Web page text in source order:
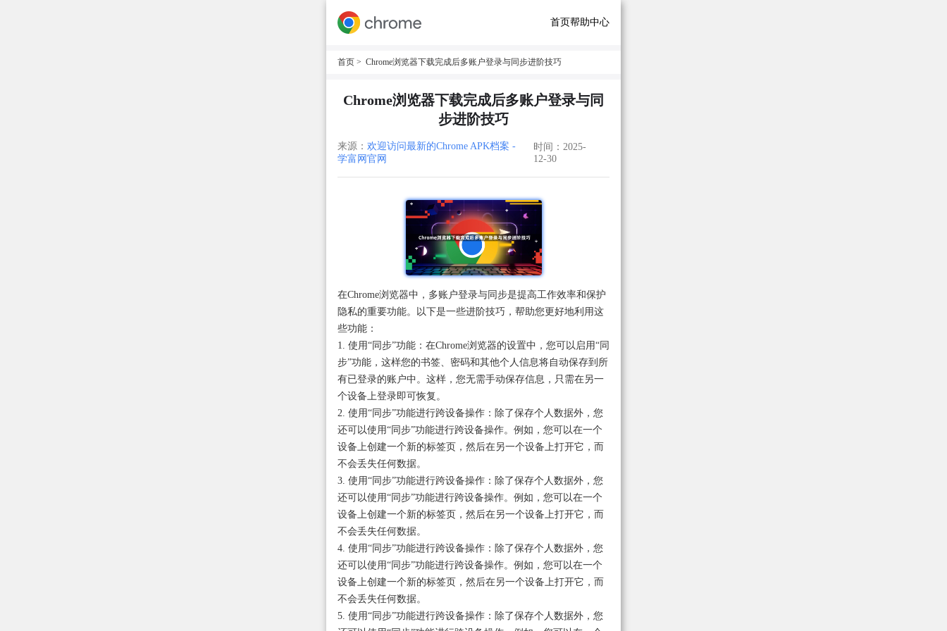
首页帮助中心
首页 > Chrome浏览器下载完成后多账户登录与同步进阶技巧
Chrome浏览器下载完成后多账户登录与同
步进阶技巧
来源： 欢迎访问最新的Chrome APK档案 -
学富网官网
时间：2025-
12-30
在Chrome浏览器中，多账户登录与同步是提高工作效率和保护
隐私的重要功能。以下是一些进阶技巧，帮助您更好地利用这
些功能：
1. 使用“同步”功能：在Chrome浏览器的设置中，您可以启用“同
步”功能，这样您的书签、密码和其他个人信息将自动保存到所
有已登录的账户中。这样，您无需手动保存信息，只需在另一
个设备上登录即可恢复。
2. 使用“同步”功能进行跨设备操作：除了保存个人数据外，您
还可以使用“同步”功能进行跨设备操作。例如，您可以在一个
设备上创建一个新的标签页，然后在另一个设备上打开它，而
不会丢失任何数据。
3. 使用“同步”功能进行跨设备操作：除了保存个人数据外，您
还可以使用“同步”功能进行跨设备操作。例如，您可以在一个
设备上创建一个新的标签页，然后在另一个设备上打开它，而
不会丢失任何数据。
4. 使用“同步”功能进行跨设备操作：除了保存个人数据外，您
还可以使用“同步”功能进行跨设备操作。例如，您可以在一个
设备上创建一个新的标签页，然后在另一个设备上打开它，而
不会丢失任何数据。
5. 使用“同步”功能进行跨设备操作：除了保存个人数据外，您